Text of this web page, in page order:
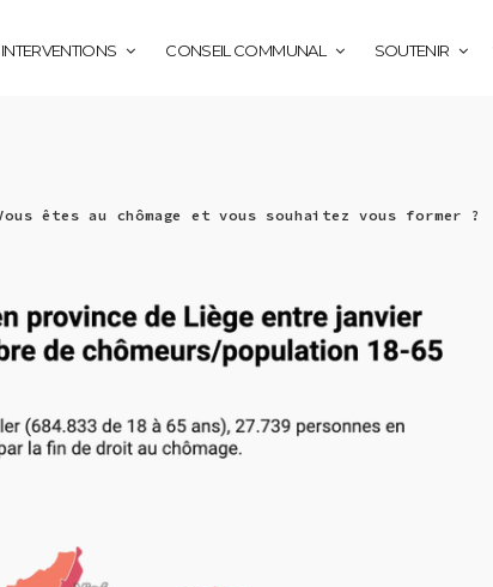
INTERVENTIONS CONSEIL COMMUNAL SOUTENIR
êtes au chômage et vous souhaitez vous former ?